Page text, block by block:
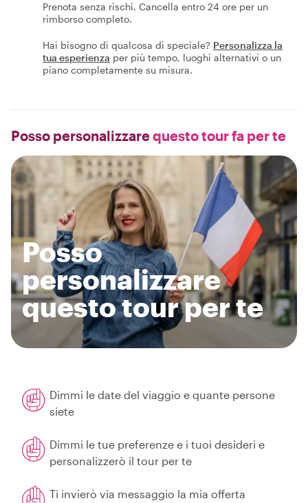
Prenota senza rischi. Cancella entro 24 ore per un
rimborso completo.
Hai bisogno di qualcosa di speciale? Personalizza la
tua esperienza per più tempo, luoghi alternativi o un
piano completamente su misura.
Posso personalizzarequesto tour fa per te
Posso
personalizzare
questo tour per te
Dimmi le date del viaggio e quante persone
siete
Dimmi le tue preferenze e i tuoi desideri e
personalizzerò il tour per te
Ti invierò via messaggio la mia offerta